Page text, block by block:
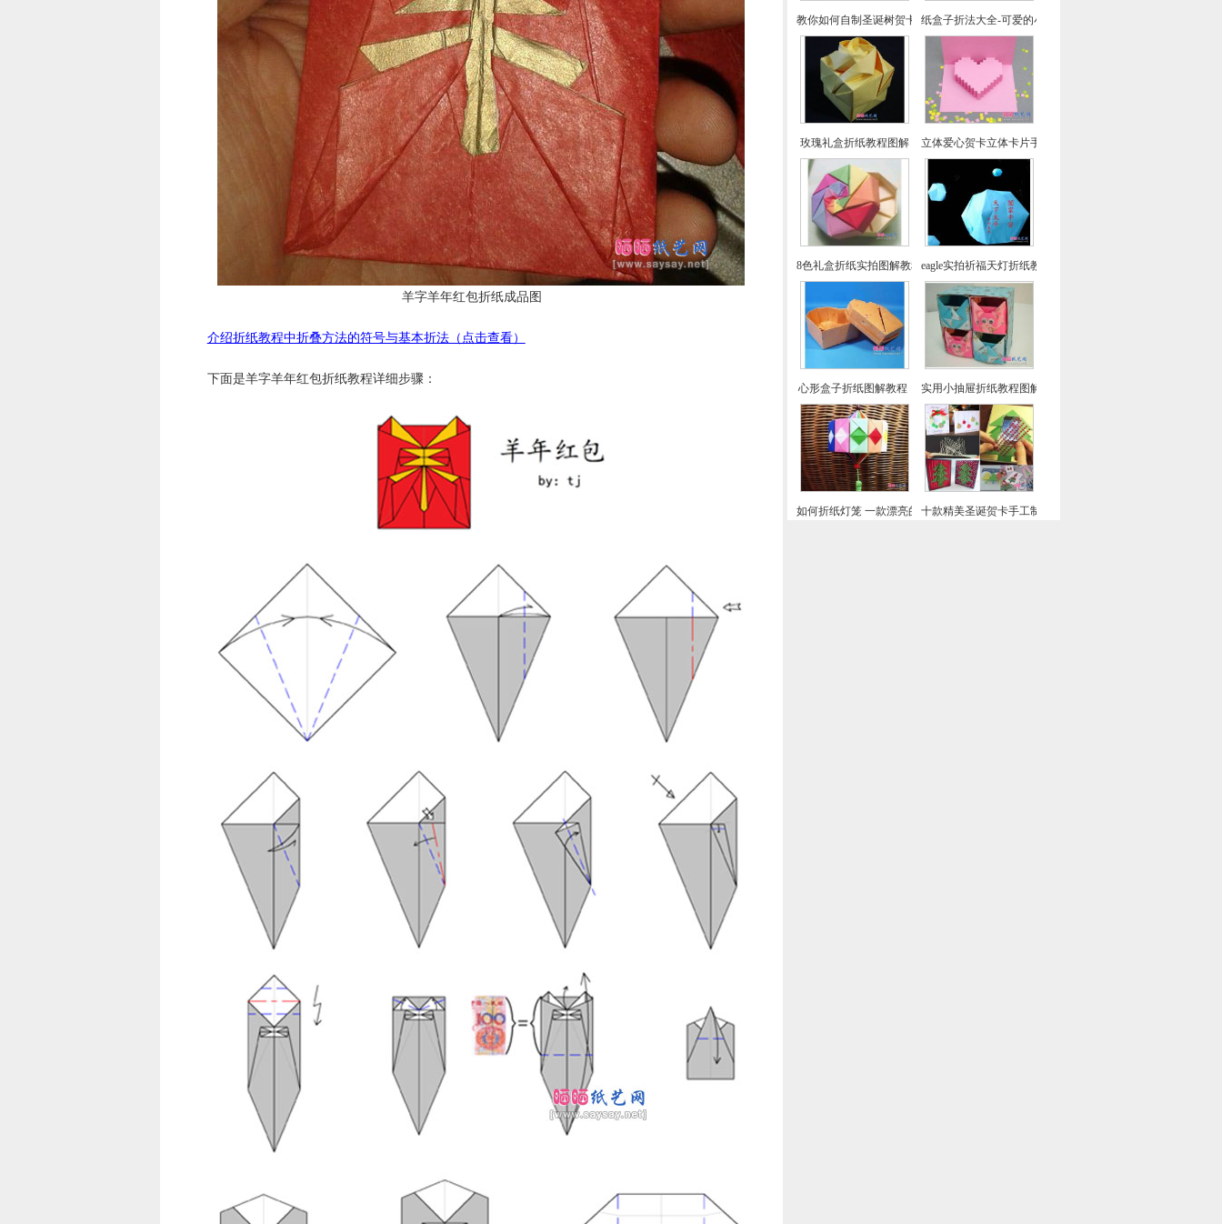
羊字羊年红包折纸成品图
介绍折纸教程中折叠方法的符号与基本折法（点击查看）
下面是羊字羊年红包折纸教程详细步骤：
教你如何自制圣诞树贺卡-圣诞节贺卡制作教程纸盒子折法大全-可爱的小猫咪储物盒手工折纸教程
玫瑰礼盒折纸教程图解 立体爱心贺卡立体卡片手工制作教程
8色礼盒折纸实拍图解教程-漂亮纸盒的折法eagle实拍祈福天灯折纸教程图解-孔明灯折纸
心形盒子折纸图解教程 实用小抽屉折纸教程图解-收纳盒折纸
如何折纸灯笼 一款漂亮的元宵节手工折纸灯笼的做法教程
十款精美圣诞贺卡手工制作教程